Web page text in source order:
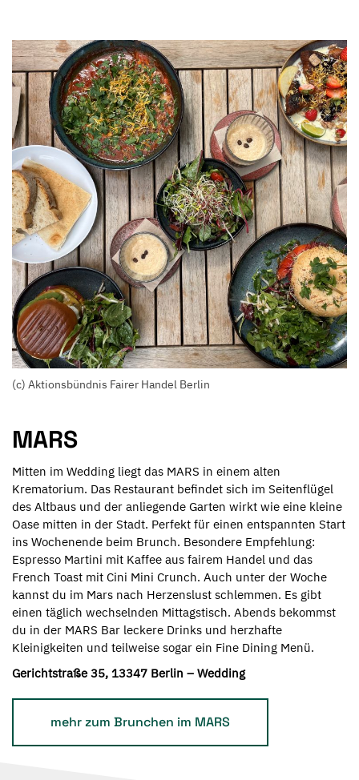
(c) Aktionsbündnis Fairer Handel Berlin
MARS
Mitten im Wedding liegt das MARS in einem alten
Krematorium. Das Restaurant befindet sich im Seitenflügel
des Altbaus und der anliegende Garten wirkt wie eine kleine
Oase mitten in der Stadt. Perfekt für einen entspannten Start
ins Wochenende beim Brunch. Besondere Empfehlung:
Espresso Martini mit Kaffee aus fairem Handel und das
French Toast mit Cini Mini Crunch. Auch unter der Woche
kannst du im Mars nach Herzenslust schlemmen. Es gibt
einen täglich wechselnden Mittagstisch. Abends bekommst
du in der MARS Bar leckere Drinks und herzhafte
Kleinigkeiten und teilweise sogar ein Fine Dining Menü.
Gerichtstraße 35, 13347 Berlin – Wedding
mehr zum Brunchen im MARS